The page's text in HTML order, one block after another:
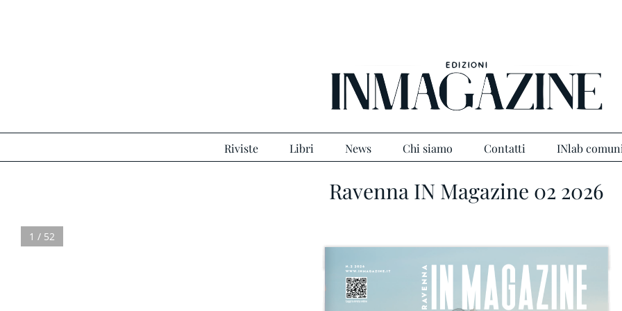
Riviste Libri News Chi siamo Contatti INlab
Ravenna IN Magazine 02 2026
n.2 2026
n.2 2026
www.inmagazine.it
ravenna
Leggi la rivista online
1 / 52